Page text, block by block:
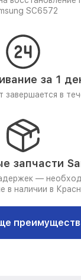
SC6572
за 1
завершается в
запчасти
—
в наличии в